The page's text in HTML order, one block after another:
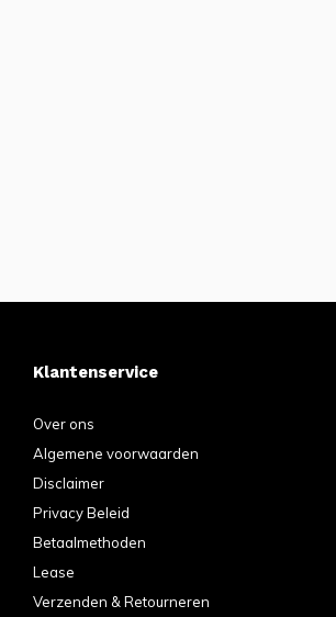
Klantenservice
Over ons
Algemene voorwaarden
Disclaimer
Privacy Beleid
Betaalmethoden
Lease
Verzenden & Retourneren